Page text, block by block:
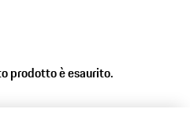
prodotto è esaurito.